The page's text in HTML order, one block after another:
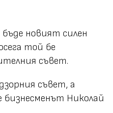
бъде новият силен
той бе
съвет.
съвет, а
бизнесменът Николай